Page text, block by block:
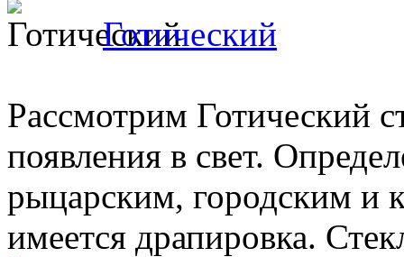
Готический
Рассмотрим Готический
появления в свет.
рыцарским, городским и
имеется драпировка.